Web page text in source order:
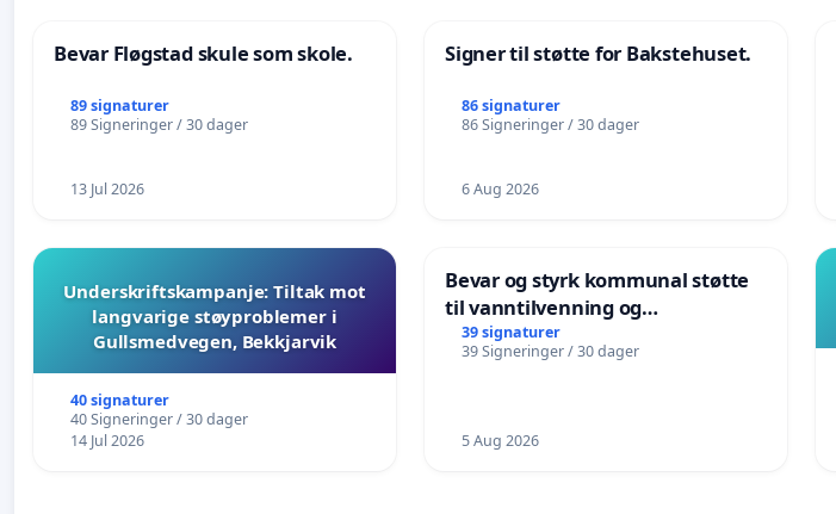
Bevar Fløgstad skule som skole.
89 signaturer
89 Signeringer / 30 dager
13 Jul 2026
Signer til støtte for Bakstehuset.
86 signaturer
86 Signeringer / 30 dager
6 Aug 2026
Underskriftskampanje: Tiltak mot
langvarige støyproblemer i
Gullsmedvegen, Bekkjarvik
40 signaturer
40 Signeringer / 30 dager
14 Jul 2026
Bevar og styrk kommunal støtte
til vanntilvenning og
svømmeopplæring i barnehagene
i Haugesund
39 signaturer
39 Signeringer / 30 dager
5 Aug 2026